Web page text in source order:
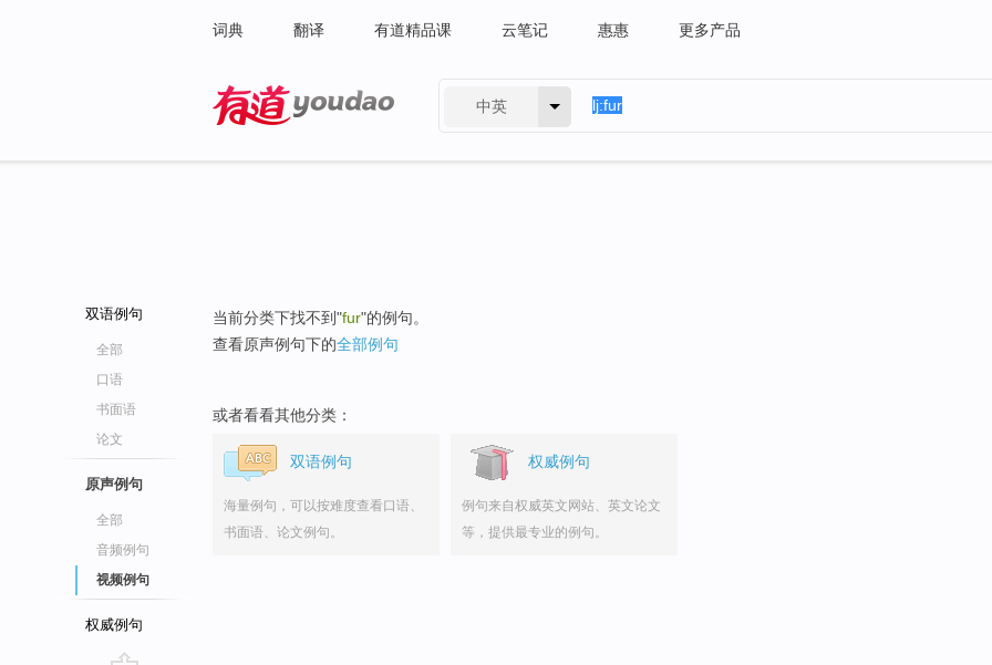
词典 翻译 有道精品课 云笔记 惠惠 更多产品
中英
双语例句
全部
口语
书面语
论文
原声例句
全部
音频例句
视频例句
权威例句
当前分类下找不到"fur"的例句。
查看原声例句下的全部例句
或者看看其他分类：
双语例句
海量例句，可以按难度查看口语、
书面语、论文例句。
权威例句
例句来自权威英文网站、英文论文
等，提供最专业的例句。